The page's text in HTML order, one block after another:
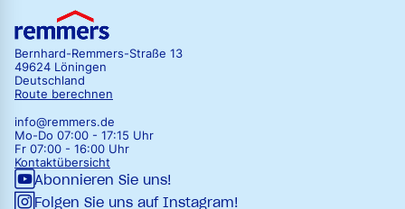
Bernhard-Remmers-Straße 13
49624 Löningen
Deutschland
Route berechnen
info@remmers.de
Mo-Do 07:00 - 17:15 Uhr
Fr 07:00 - 16:00 Uhr
Kontaktübersicht
Abonnieren Sie uns!
Folgen Sie uns auf Instagram!